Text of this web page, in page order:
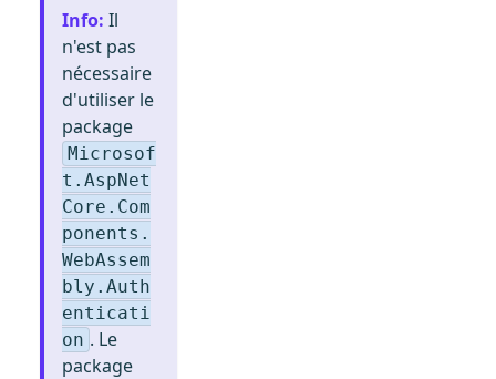
Info: Il
n'est pas
nécessaire
d'utiliser le
package
Microsof
t.AspNet
Core.Com
ponents.
WebAssem
bly.Auth
enticati
on . Le
package